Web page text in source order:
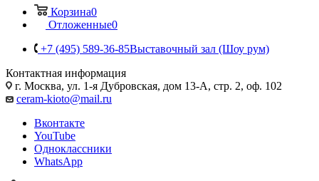
Корзина0
Отложенные0
+7 (495) 589-36-85Выставочный зал (Шоу рум)
Контактная информация
г. Москва, ул. 1-я Дубровская, дом 13-А, стр. 2, оф. 102
ceram-kioto@mail.ru
Вконтакте
YouTube
Одноклассники
WhatsApp